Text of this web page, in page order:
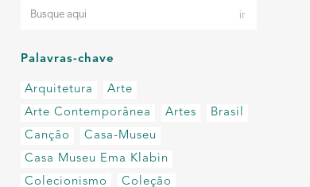
Palavras-chave
Arquitetura
Arte
Arte Contemporânea
Artes
Brasil
Canção
Casa-Museu
Casa Museu Ema Klabin
Colecionismo
Coleção